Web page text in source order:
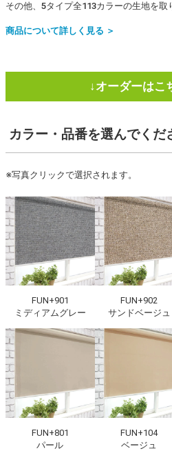
その他、5タイプ全113カラーの生地を取
商品について詳しく見る ＞
カラー・品番を選んでくだ
※写真クリックで選択されます。
FUN+901
ミディアムグレー
FUN+902
サンドベージュ
FUN+801
パール
FUN+104
ベージュ